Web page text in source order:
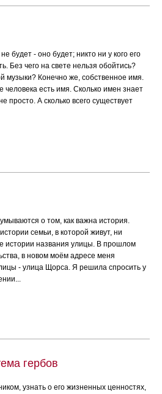
будет - оно будет; никто ни у кого его
Без чего на свете нельзя обойтись?
музыки? Конечно же, собственное имя.
человека есть имя. Сколько имен знает
просто. А сколько всего существует
о том, как важна история.
семьи, в которой живут, ни
истории названия улицы. В прошлом
в новом моём адресе меня
- улица Щорса. Я решила спросить у
гербов
узнать о его жизненных ценностях,